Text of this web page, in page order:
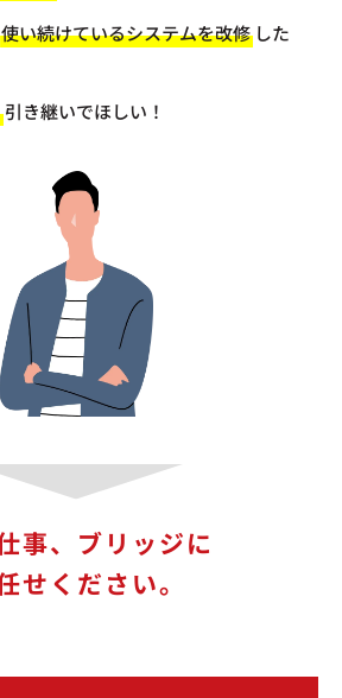
使い続けているシステムを改修 した
引き継いでほしい！
事、ブリッジに
せください。